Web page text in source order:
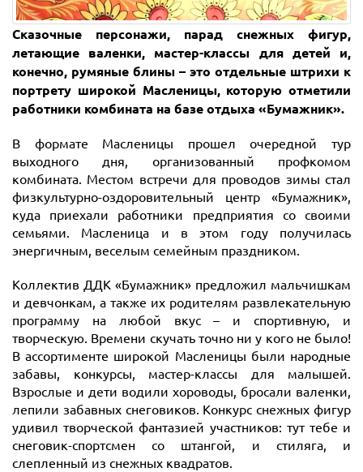
Сказочные персонажи, парад снежных фигур,
летающие валенки, мастер-классы для детей и,
конечно, румяные блины – это отдельные штрихи к
портрету широкой Масленицы, которую отметили
работники комбината на базе отдыха «Бумажник».
В формате Масленицы прошел очередной тур
выходного дня, организованный профкомом
комбината. Местом встречи для проводов зимы стал
физкультурно-оздоровительный центр «Бумажник»,
куда приехали работники предприятия со своими
семьями. Масленица и в этом году получилась
энергичным, веселым семейным праздником.
Коллектив ДДК «Бумажник» предложил мальчишкам
и девчонкам, а также их родителям развлекательную
программу на любой вкус – и спортивную, и
творческую. Времени скучать точно ни у кого не было!
В ассортименте широкой Масленицы были народные
забавы, конкурсы, мастер-классы для малышей.
Взрослые и дети водили хороводы, бросали валенки,
лепили забавных снеговиков. Конкурс снежных фигур
удивил творческой фантазией участников: тут тебе и
снеговик-спортсмен со штангой, и стиляга, и
слепленный из снежных квадратов.